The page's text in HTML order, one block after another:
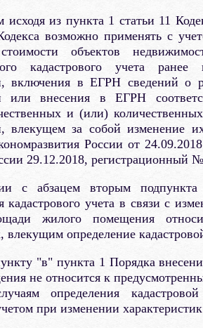
исходя из пункта 1 статьи 11
возможно применять с
объектов
кадастрового учета
включения в ЕГРН сведений о
или внесения в ЕГРН
и (или)
влекущем за собой изменение
России от
29.12.2018, регистрационный
с абзацем вторым
кадастрового учета в связи с
жилого помещения
влекущим определение
"в" пункта 1 Порядка
не относится к
определения
при изменении